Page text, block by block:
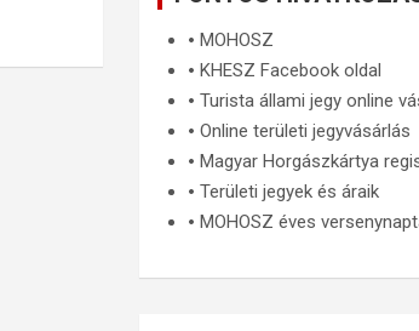
🞄MOHOSZ
🞄KHESZ Facebook oldal
🞄Turista állami jegy online
🞄Online területi jegyvásárlás
🞄Magyar Horgászkártya
🞄Területi jegyek és áraik
🞄MOHOSZ éves